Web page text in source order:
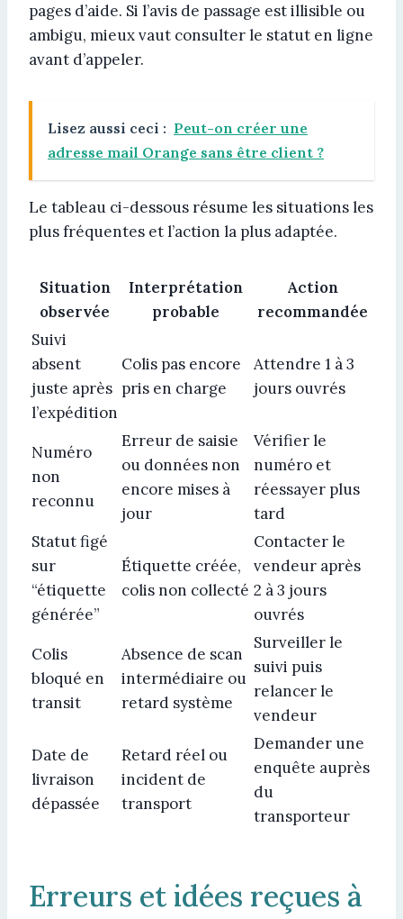
pages d’aide. Si l’avis de passage est illisible ou
ambigu, mieux vaut consulter le statut en ligne
avant d’appeler.
Lisez aussi ceci : Peut-on créer une
adresse mail Orange sans être client ?
Le tableau ci-dessous résume les situations les
plus fréquentes et l’action la plus adaptée.
Situation
observée
Interprétation
probable
Action
recommandée
Suivi
absent
juste après
l’expédition
Colis pas encore
pris en charge
Attendre 1 à 3
jours ouvrés
Numéro
non
reconnu
Erreur de saisie
ou données non
encore mises à
jour
Vérifier le
numéro et
réessayer plus
tard
Statut figé
sur
“étiquette
générée”
Étiquette créée,
colis non collecté
Contacter le
vendeur après
2 à 3 jours
ouvrés
Colis
bloqué en
transit
Absence de scan
intermédiaire ou
retard système
Surveiller le
suivi puis
relancer le
vendeur
Date de
livraison
dépassée
Retard réel ou
incident de
transport
Demander une
enquête auprès
du
transporteur
Erreurs et idées reçues à